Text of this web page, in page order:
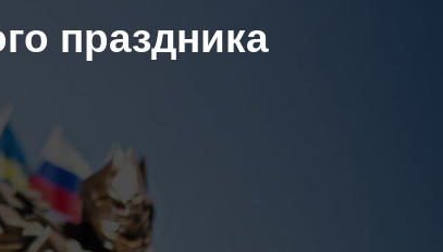
праздника